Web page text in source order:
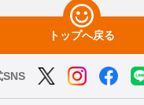
トップへ戻る
SNS